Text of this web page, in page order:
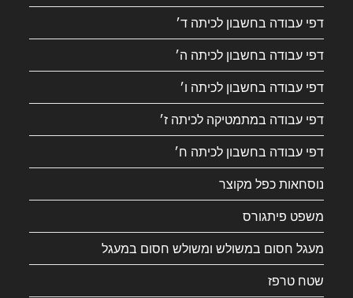
דפי עבודה בחשבון לכיתה ד׳
דפי עבודה בחשבון לכיתה ה׳
דפי עבודה בחשבון לכיתה ו׳
דפי עבודה במתמטיקה לכיתה ז׳
דפי עבודה בחשבון לכיתה ח׳
נוסחאות כפל מקוצר
משפט פיתגורס
מעגל חסום במשולש ומשולש חסום במעגל
שטח טרפז